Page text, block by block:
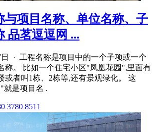
与项目名称、单位名称、子
品茗逗逗网 ...
日 · 工程名称是项目中的一个子项或一个
称。 比如一个住宅小区"凤凰花园",里面有
或者叫1栋、2栋等,还有景观绿化。 这
就是项目名 .
3780 8511